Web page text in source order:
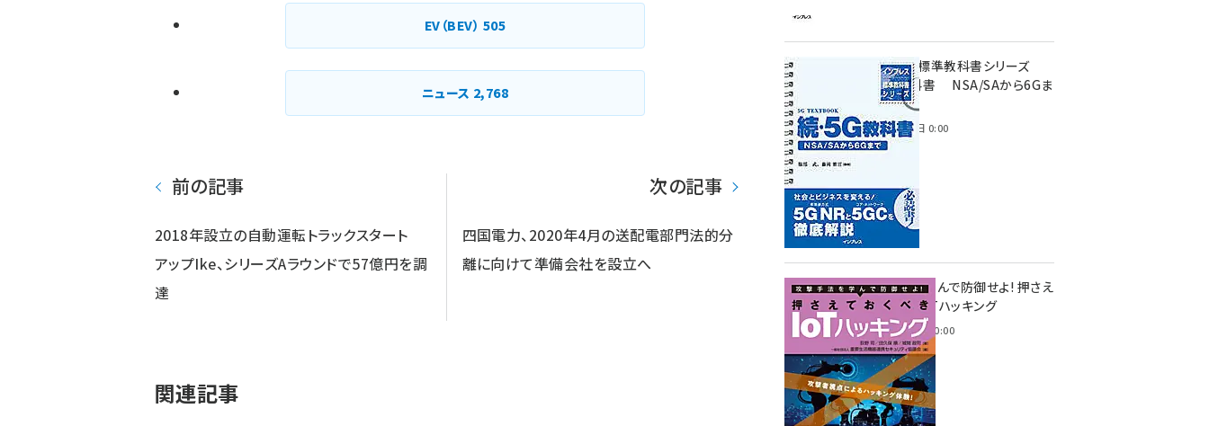
EV（BEV） 505
ニュース 2,768
前の記事
2018年設立の自動運転トラックスタート
アップIke、シリーズAラウンドで57億円を調
達
次の記事
四国電力、2020年4月の送配電部門法的分
離に向けて準備会社を設立へ
関連記事
インプレス標準教科書シリーズ
続・5G教科書 NSA/SAから6Gま
2023年4月3日 0:00
攻撃手法を学んで防御せよ! 押さえ
ておくべきIoTハッキング
2022年6月14日 0:00